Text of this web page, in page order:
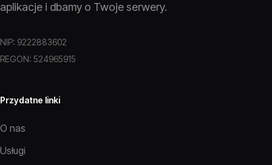
aplikacje i dbamy o Twoje serwery.
NIP: 9222883602
REGON: 524965915
Przydatne linki
O nas
Usługi